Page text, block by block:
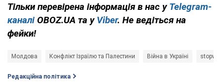
Тільки перевірена інформація в нас у Telegram-
каналі OBOZ.UA та у Viber. Не ведіться на
фейки!
Молдова Конфлікт Ізраїлю та Палестини Війна в Україні
Редакційна політика